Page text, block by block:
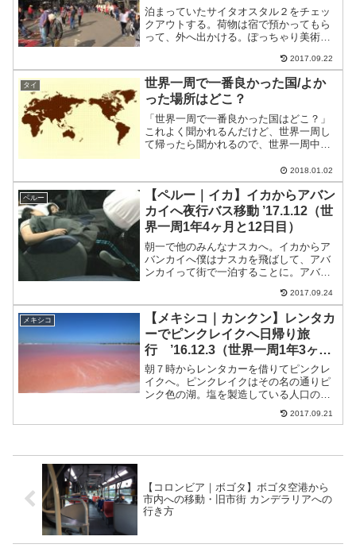
月と26日目）
泊まっていたサイタオスタル２をチェッ
クアウトする。荷物は宿で預かってもら
って、外へ出かける。ぽっちゃり美術館
術館がある。ぽっちゃりした絵がたくさ
んある美術館。Museo Boteroみている
と...
2017.09.22
タイ
世界一周で一番良かった国/よか
った場所はどこ？
「世界一周で一番良かった国はどこ？」
これよく聞かれるんだけど、世界一周し
て帰ったら聞かれるので、世界一周中の
った人に「今まで訪れた中で一番好きな
国はどこか」って聞かれたりもするし。
結論から言うとどれも...
2018.01.02
ペルー
【ペルー｜イカ】イカからアバン
カイへ夜行バス移動 ’17.1.12（世
界一周1年4ヶ月と12日目）
朝一で他のみんなナスカへ。イカからア
バンカイへ僕はナスカを飛ばして、アバ
ンカイって街で一泊することに。アバン
けど、いきなりクスコに行くのは高山病
が怖くて、手前のアバンカイに一泊する
ことにした。アバンカイは...
2017.09.24
メキシコ
【メキシコ｜カンクン】レンタカ
ーでピンクレイクへ日帰り旅
行 ’16.12.3（世界一周1年3ヶ月
と3日目）
朝７時からレンタカーを借りてピンクレ
イクへ。ピンクレイクはその名の通りピ
ンク色の湖。塩を製造している人口の湖
というか塩田。レンタカーを借りて、出
発。メンバーが７人だったこともあり。
2017.09.21
【コロンビア｜ボゴタ】ボゴタ空港から
市内への移動・旧市街 カンデラリアへの
行き方